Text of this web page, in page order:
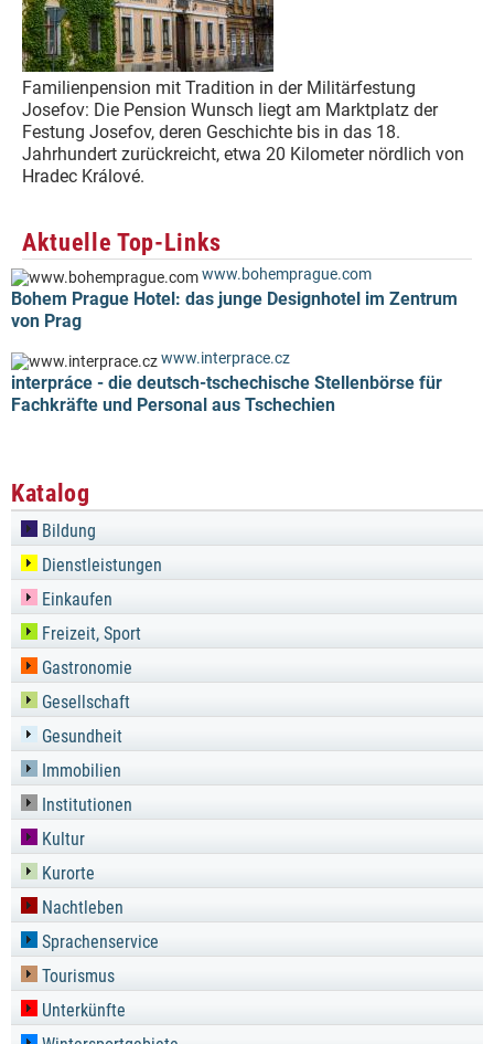
Familienpension mit Tradition in der Militärfestung
Josefov: Die Pension Wunsch liegt am Marktplatz der
Festung Josefov, deren Geschichte bis in das 18.
Jahrhundert zurückreicht, etwa 20 Kilometer nördlich von
Hradec Králové.
Aktuelle Top-Links
www.bohemprague.com
Bohem Prague Hotel: das junge Designhotel im Zentrum
von Prag
www.interprace.cz
interpráce - die deutsch-tschechische Stellenbörse für
Fachkräfte und Personal aus Tschechien
Katalog
Bildung
Dienstleistungen
Einkaufen
Freizeit, Sport
Gastronomie
Gesellschaft
Gesundheit
Immobilien
Institutionen
Kultur
Kurorte
Nachtleben
Sprachenservice
Tourismus
Unterkünfte